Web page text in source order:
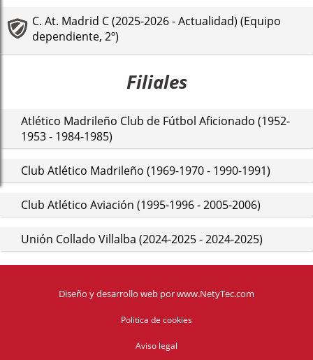
C. At. Madrid C (2025-2026 - Actualidad) (Equipo
dependiente, 2º)
Filiales
Atlético Madrileño Club de Fútbol Aficionado (1952-
1953 - 1984-1985)
Club Atlético Madrileño (1969-1970 - 1990-1991)
Club Atlético Aviación (1995-1996 - 2005-2006)
Unión Collado Villalba (2024-2025 - 2024-2025)
Diseño y desarrollo web porwww.NetyTec.com
Politica de cookies
Aviso legal